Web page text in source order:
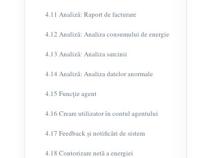
4.11 Analiză: Raport de facturare
4.12 Analiză: Analiza consumului de energie
4.13 Analiză: Analiza sarcinii
4.14 Analiză: Analiza datelor anormale
4.15 Funcție agent
4.16 Creare utilizator în contul agentului
4.17 Feedback și notificări de sistem
4.18 Contorizare netă a energiei